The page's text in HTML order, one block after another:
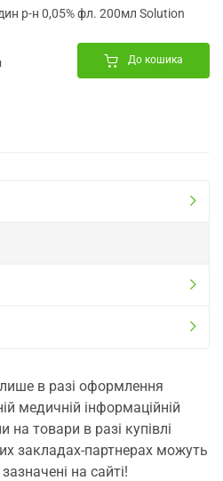
р-н 0,05% фл. 200мл Solution
До кошика
в разі оформлення
медичній інформаційній
на товари в разі купівлі
закладах-партнерах можуть
на сайті!